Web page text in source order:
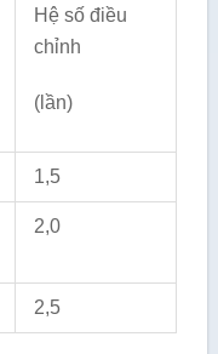
Hệ số điều
chỉnh
(lần)
1,5
2,0
2,5